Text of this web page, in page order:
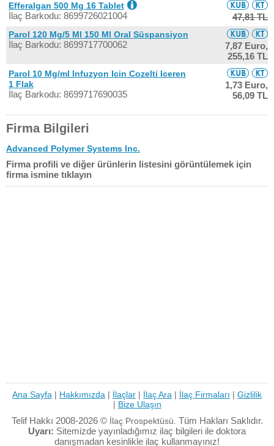
Efferalgan 500 Mg 16 Tablet
İlaç Barkodu: 8699726021004 47,81 TL
Parol 120 Mg/5 Ml 150 Ml Oral Süspansiyon
İlaç Barkodu: 8699717700062
7,87 Euro,
255,16 TL
Parol 10 Mg/ml Infuzyon Icin Cozelti Iceren
1 Flak
İlaç Barkodu: 8699717690035
1,73 Euro,
56,09 TL
Firma Bilgileri
Advanced Polymer Systems Inc.
Firma profili ve diğer ürünlerin listesini görüntülemek için
firma ismine tıklayın
Ana Sayfa | Hakkımızda | İlaçlar | İlaç Ara | İlaç Firmaları | Gizlilik
| Bize Ulaşın
Telif Hakkı 2008-2026 © İlaç Prospektüsü. Tüm Hakları Saklıdır.
Uyarı: Sitemizde yayınladığımız ilaç bilgileri ile doktora
danışmadan kesinlikle ilaç kullanmayınız!